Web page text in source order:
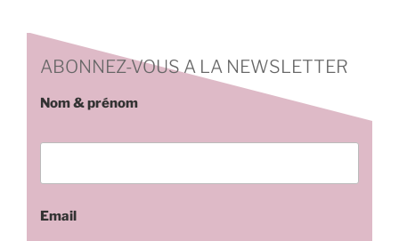
ABONNEZ-VOUS A LA NEWSLETTER
Nom & prénom
Email